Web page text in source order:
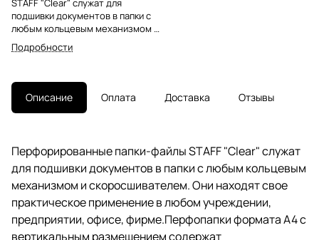
STAFF "Clear" служат для
подшивки документов в папки с
любым кольцевым механизмом и
скоросшивателем. Они находят
свое практическое применение
предприятии, офисе,
фирме.Перфопапки формата А4 с
вертикальным размещением
гладкую поверхность и прочные
швы. Толщина пленки - 25 мкм,
что подходит для хранения до
20 листов в 1 папке-файле. В
Подробности
Описание Оплата Доставка Отзывы
Перфорированные папки-файлы STAFF "Clear" служат
для подшивки документов в папки с любым кольцевым
механизмом и скоросшивателем. Они находят свое
практическое применение в любом учреждении,
предприятии, офисе, фирме.Перфопапки формата А4 с
вертикальным размещением содержат